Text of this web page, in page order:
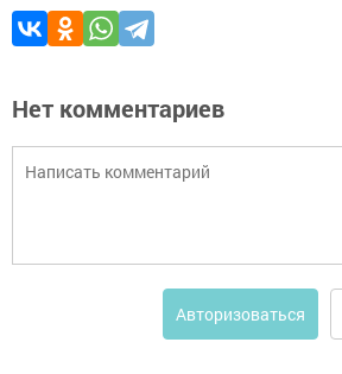
Нет комментариев
Авторизоваться